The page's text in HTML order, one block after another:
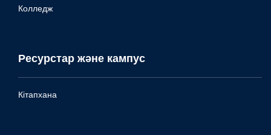
Колледж
Ресурстар және кампус
Кітапхана